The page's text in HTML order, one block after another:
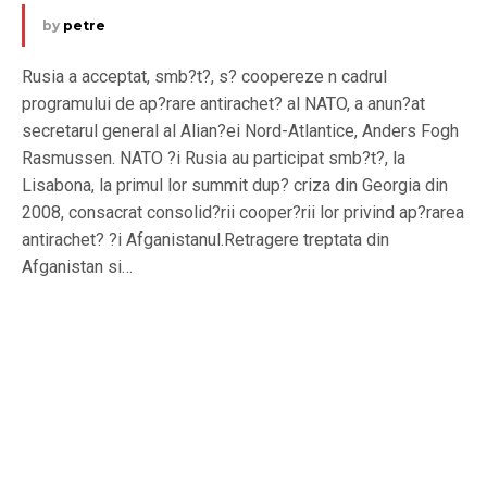
by petre
Rusia a acceptat, smb?t?, s? coopereze n cadrul
programului de ap?rare antirachet? al NATO, a anun?at
secretarul general al Alian?ei Nord-Atlantice, Anders Fogh
Rasmussen. NATO ?i Rusia au participat smb?t?, la
Lisabona, la primul lor summit dup? criza din Georgia din
2008, consacrat consolid?rii cooper?rii lor privind ap?rarea
antirachet? ?i Afganistanul.Retragere treptata din
Afganistan si…